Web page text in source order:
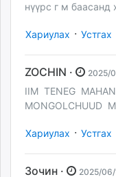
нүүрс г м баасанд
Хариулах · Устгах
ZOCHIN · 2025/
IIM TENEG
MONGOLCHUUD
Хариулах · Устгах
Зочин · 2025/06/